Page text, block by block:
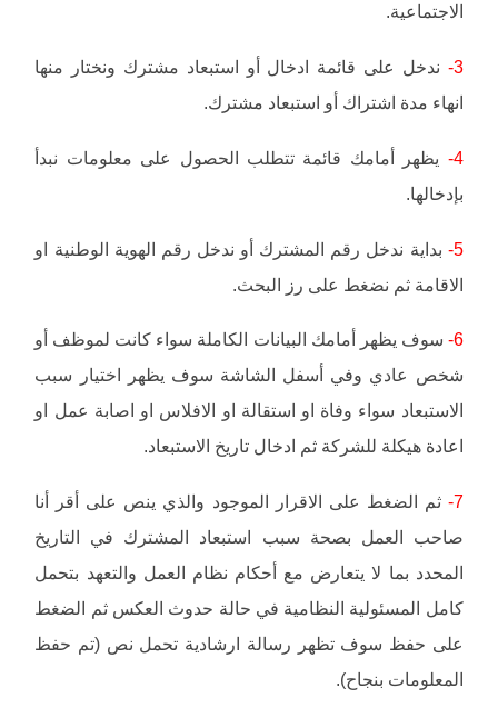
الاجتماعية.
3-
ندخل على قائمة ادخال أو استبعاد مشترك ونختار منها
انهاء مدة اشتراك أو استبعاد مشترك.
4-
يظهر أمامك قائمة تتطلب الحصول على معلومات نبدأ
بإدخالها.
5- بداية ندخل رقم المشترك أو ندخل رقم الهوية الوطنية او
الاقامة ثم نضغط على رز البحث.
6- سوف يظهر أمامك البيانات الكاملة سواء كانت لموظف أو
شخص عادي وفي أسفل الشاشة سوف يظهر اختيار سبب
الاستبعاد سواء وفاة او استقالة او الافلاس او اصابة عمل او
اعادة هيكلة للشركة ثم ادخال تاريخ الاستبعاد.
7- ثم الضغط على الاقرار الموجود والذي ينص على أقر أنا
صاحب العمل بصحة سبب استبعاد المشترك في التاريخ
المحدد بما لا يتعارض مع أحكام نظام العمل والتعهد بتحمل
كامل المسئولية النظامية في حالة حدوث العكس ثم الضغط
على حفظ سوف تظهر رسالة ارشادية تحمل نص (تم حفظ
المعلومات بنجاح).